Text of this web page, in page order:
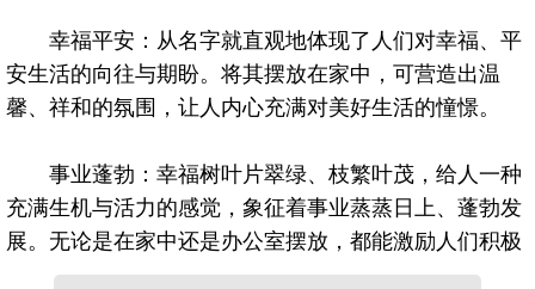
幸福平安：从名字就直观地体现了人们对幸福、平
安生活的向往与期盼。将其摆放在家中，可营造出温
馨、祥和的氛围，让人内心充满对美好生活的憧憬。
事业蓬勃：幸福树叶片翠绿、枝繁叶茂，给人一种
充满生机与活力的感觉，象征着事业蒸蒸日上、蓬勃发
展。无论是在家中还是办公室摆放，都能激励人们积极
进取，努力追求事业上的成功。